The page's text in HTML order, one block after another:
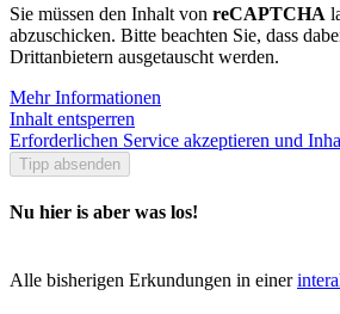
Sie müssen den Inhalt von reCAPTCHA
abzuschicken. Bitte beachten Sie, dass
Drittanbietern ausgetauscht werden.
Mehr Informationen
Inhalt entsperren
Erforderlichen Service akzeptieren und
Tipp absenden
Nu hier is aber was los!
Alle bisherigen Erkundungen in einer